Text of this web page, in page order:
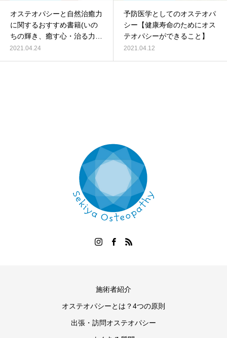
オステオパシーと自然治癒力
に関するおすすめ書籍(いの
ちの輝き、癒す心・治る力な
ど)
2021.04.24
予防医学としてのオステオパ
シー【健康寿命のためにオス
テオパシーができること】
2021.04.12
施術者紹介
オステオパシーとは？4つの原則
出張・訪問オステオパシー